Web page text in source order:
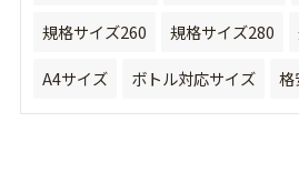
規格サイズ260
規格サイズ280
A4サイズ
ボトル対応サイズ 格